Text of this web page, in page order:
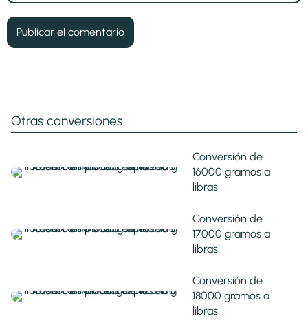
Otras conversiones
Conversión de
16000 gramos a
libras
Conversión de
17000 gramos a
libras
Conversión de
18000 gramos a
libras